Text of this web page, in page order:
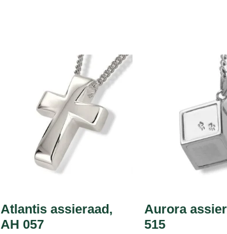
Atlantis assieraad,
AH 057
Aurora
515